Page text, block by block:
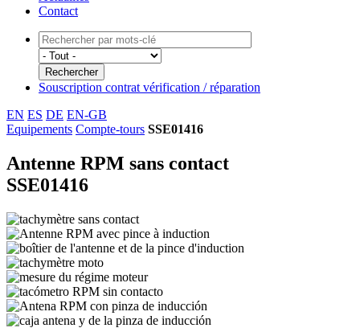
Contact
Souscription contrat vérification / réparation
EN ES DE EN-GB
Equipements Compte-tours SSE01416
Antenne RPM sans contact
SSE01416